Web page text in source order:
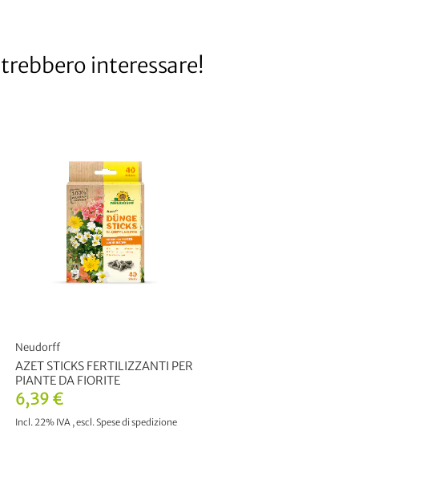
interessare!
6,39 €
Incl. 22% IVA ,escl.Spese di spedizione
Neudorff
AZET STICKS FERTILIZZANTI PER
PIANTE DA FIORITE